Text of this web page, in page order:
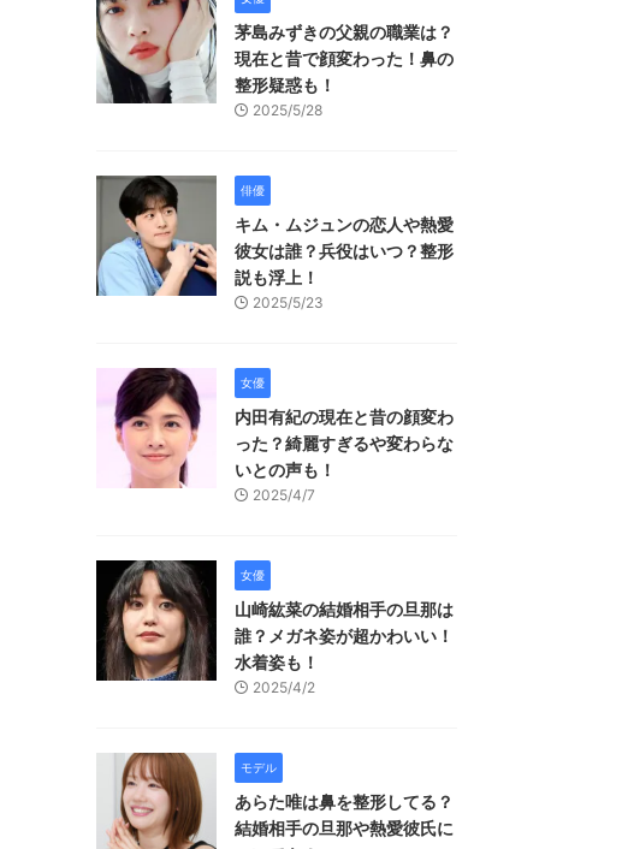
茅島みずきの父親の職業は？
現在と昔で顔変わった！鼻の
整形疑惑も！
2025/5/28
俳優
キム・ムジュンの恋人や熱愛
彼女は誰？兵役はいつ？整形
説も浮上！
2025/5/23
女優
内田有紀の現在と昔の顔変わ
った？綺麗すぎるや変わらな
いとの声も！
2025/4/7
女優
山崎紘菜の結婚相手の旦那は
誰？メガネ姿が超かわいい！
水着姿も！
2025/4/2
モデル
あらた唯は鼻を整形してる？
結婚相手の旦那や熱愛彼氏に